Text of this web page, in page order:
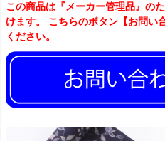
この商品は『メーカー管理品』の
けます。 こちらのボタン【お問い
ください。